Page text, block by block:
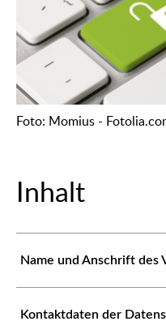
Foto: Momius -
Inhalt
Name und Anschrift des
Kontaktdaten der